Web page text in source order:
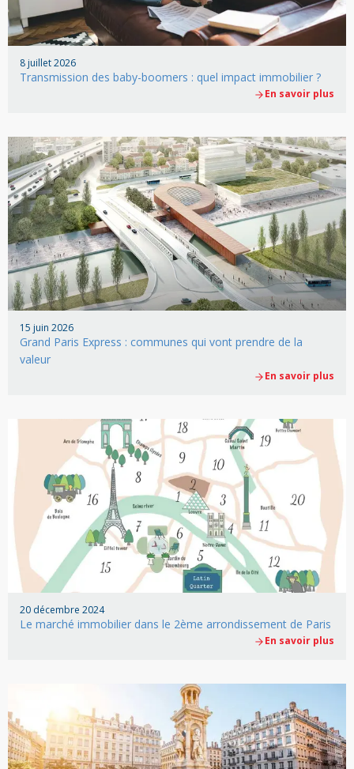
8 juillet 2026
Transmission des baby-boomers : quel impact immobilier ?
En savoir plus
15 juin 2026
Grand Paris Express : communes qui vont prendre de la
valeur
En savoir plus
20 décembre 2024
Le marché immobilier dans le 2ème arrondissement de Paris
En savoir plus